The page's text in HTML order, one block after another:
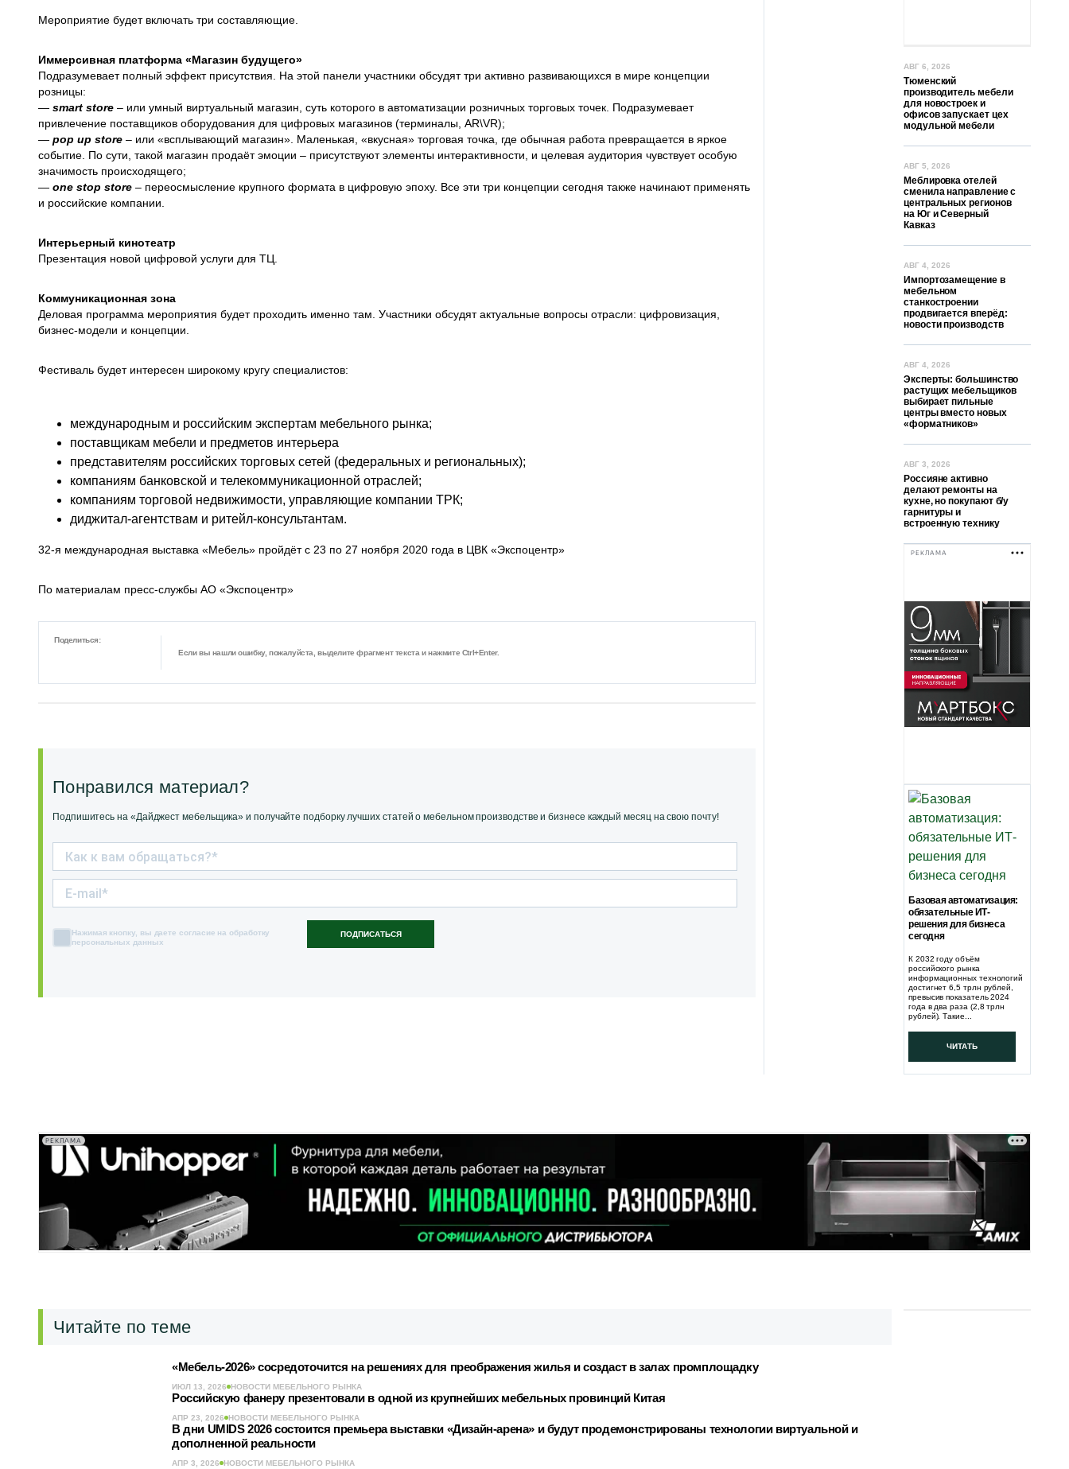
Мероприятие будет включать три составляющие.
Иммерсивная платформа «Магазин будущего»
Подразумевает полный эффект присутствия. На этой панели участники обсудят три активно развивающихся в мире концепции
розницы:
— smart store – или умный виртуальный магазин, суть которого в автоматизации розничных торговых точек. Подразумевает
привлечение поставщиков оборудования для цифровых магазинов (терминалы, AR\VR);
— pop up store – или «всплывающий магазин». Маленькая, «вкусная» торговая точка, где обычная работа превращается в яркое
событие. По сути, такой магазин продаёт эмоции – присутствуют элементы интерактивности, и целевая аудитория чувствует особую
значимость происходящего;
— one stop store – переосмысление крупного формата в цифровую эпоху. Все эти три концепции сегодня также начинают применять
и российские компании.
Интерьерный кинотеатр
Презентация новой цифровой услуги для ТЦ.
Коммуникационная зона
Деловая программа мероприятия будет проходить именно там. Участники обсудят актуальные вопросы отрасли: цифровизация,
бизнес-модели и концепции.
Фестиваль будет интересен широкому кругу специалистов:
международным и российским экспертам мебельного рынка;
поставщикам мебели и предметов интерьера
представителям российских торговых сетей (федеральных и региональных);
компаниям банковской и телекоммуникационной отраслей;
компаниям торговой недвижимости, управляющие компании ТРК;
диджитал-агентствам и ритейл-консультантам.
32-я международная выставка «Мебель» пройдёт с 23 по 27 ноября 2020 года в ЦВК «Экспоцентр»
По материалам пресс-службы АО «Экспоцентр»
Поделиться:
Если вы нашли ошибку, пожалуйста, выделите фрагмент текста и нажмите Ctrl+Enter.
Понравился материал?
Подпишитесь на «Дайджест мебельщика» и получайте подборку лучших статей о мебельном производстве и бизнесе каждый месяц на свою почту!
ПОДПИСАТЬСЯ
Нажимая кнопку, вы даете согласие на обработку
персональных данных
АВГ 6, 2026
Тюменский
производитель мебели
для новостроек и
офисов запускает цех
модульной мебели
АВГ 5, 2026
Меблировка отелей
сменила направление с
центральных регионов
на Юг и Северный
Кавказ
АВГ 4, 2026
Импортозамещение в
мебельном
станкостроении
продвигается вперёд:
новости производств
АВГ 4, 2026
Эксперты: большинство
растущих мебельщиков
выбирает пильные
центры вместо новых
«форматников»
АВГ 3, 2026
Россияне активно
делают ремонты на
кухне, но покупают б/у
гарнитуры и
встроенную технику
РЕКЛАМА
Базовая автоматизация:
обязательные ИТ-
решения для бизнеса
сегодня
К 2032 году объём
российского рынка
информационных технологий
достигнет 6,5 трлн рублей,
превысив показатель 2024
года в два раза (2,8 трлн
рублей). Такие...
ЧИТАТЬ
РЕКЛАМА
Читайте по теме
«Мебель-2026» сосредоточится на решениях для преображения жилья и создаст в залах промплощадку
ИЮЛ 13, 2026 НОВОСТИ МЕБЕЛЬНОГО РЫНКА
Российскую фанеру презентовали в одной из крупнейших мебельных провинций Китая
АПР 23, 2026 НОВОСТИ МЕБЕЛЬНОГО РЫНКА
В дни UMIDS 2026 состоится премьера выставки «Дизайн-арена» и будут продемонстрированы технологии виртуальной и
дополненной реальности
АПР 3, 2026 НОВОСТИ МЕБЕЛЬНОГО РЫНКА